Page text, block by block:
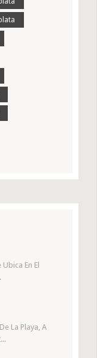
En El
La Playa, A